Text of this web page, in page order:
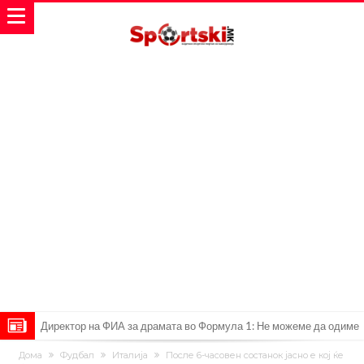
Директор на ФИА за драмата во Формула 1: Не можеме да одиме
толку далеку!
Колку бара ПСЖ и кој е „плафонот“ на Ливерпул за трансферот
Дома Фудбал Италија
После 6-часовен состанок јасно е кој ќе